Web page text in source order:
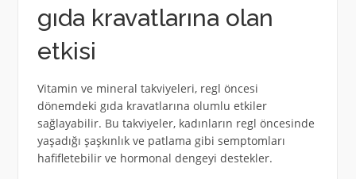
gıda kravatlarına olan
etkisi
Vitamin ve mineral takviyeleri, regl öncesi
dönemdeki gıda kravatlarına olumlu etkiler
sağlayabilir. Bu takviyeler, kadınların regl öncesinde
yaşadığı şaşkınlık ve patlama gibi semptomları
hafifletebilir ve hormonal dengeyi destekler.